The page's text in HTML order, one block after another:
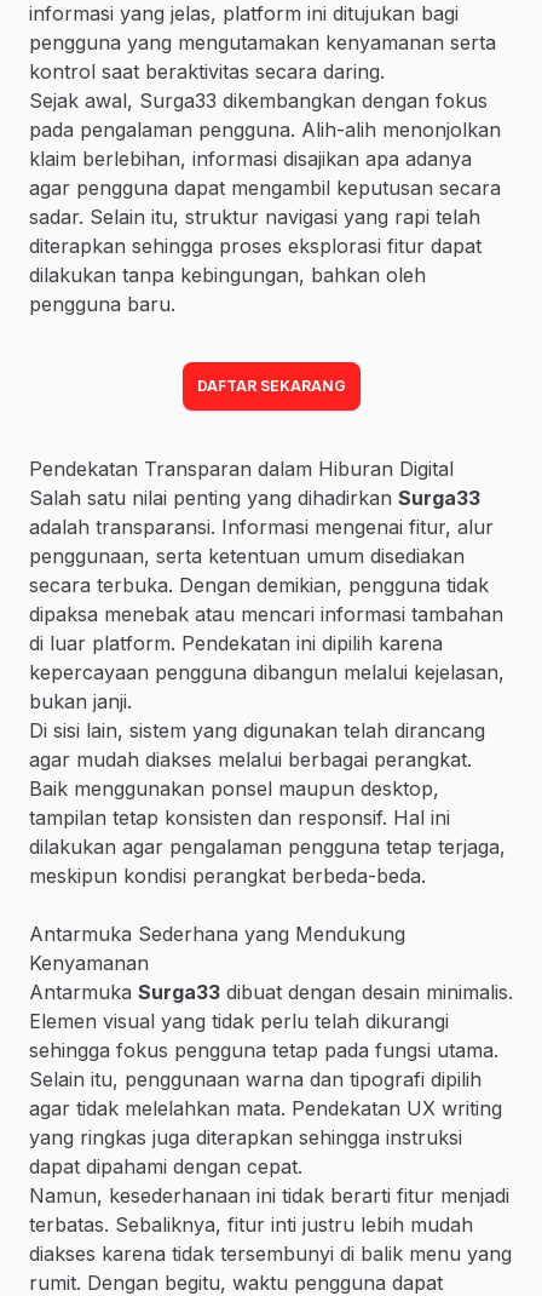
informasi yang jelas, platform ini ditujukan bagi
pengguna yang mengutamakan kenyamanan serta
kontrol saat beraktivitas secara daring.
Sejak awal, Surga33 dikembangkan dengan fokus
pada pengalaman pengguna. Alih-alih menonjolkan
klaim berlebihan, informasi disajikan apa adanya
agar pengguna dapat mengambil keputusan secara
sadar. Selain itu, struktur navigasi yang rapi telah
diterapkan sehingga proses eksplorasi fitur dapat
dilakukan tanpa kebingungan, bahkan oleh
pengguna baru.
DAFTAR SEKARANG
Pendekatan Transparan dalam Hiburan Digital
Salah satu nilai penting yang dihadirkan Surga33
adalah transparansi. Informasi mengenai fitur, alur
penggunaan, serta ketentuan umum disediakan
secara terbuka. Dengan demikian, pengguna tidak
dipaksa menebak atau mencari informasi tambahan
di luar platform. Pendekatan ini dipilih karena
kepercayaan pengguna dibangun melalui kejelasan,
bukan janji.
Di sisi lain, sistem yang digunakan telah dirancang
agar mudah diakses melalui berbagai perangkat.
Baik menggunakan ponsel maupun desktop,
tampilan tetap konsisten dan responsif. Hal ini
dilakukan agar pengalaman pengguna tetap terjaga,
meskipun kondisi perangkat berbeda-beda.
Antarmuka Sederhana yang Mendukung
Kenyamanan
Antarmuka Surga33 dibuat dengan desain minimalis.
Elemen visual yang tidak perlu telah dikurangi
sehingga fokus pengguna tetap pada fungsi utama.
Selain itu, penggunaan warna dan tipografi dipilih
agar tidak melelahkan mata. Pendekatan UX writing
yang ringkas juga diterapkan sehingga instruksi
dapat dipahami dengan cepat.
Namun, kesederhanaan ini tidak berarti fitur menjadi
terbatas. Sebaliknya, fitur inti justru lebih mudah
diakses karena tidak tersembunyi di balik menu yang
rumit. Dengan begitu, waktu pengguna dapat